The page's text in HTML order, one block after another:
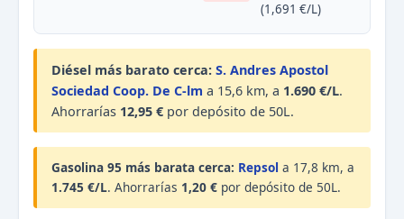
(1,691 €/L)
Diésel más barato cerca: S. Andres Apostol
Sociedad Coop. De C-lm a 15,6 km, a 1.690 €/L.
Ahorrarías 12,95 € por depósito de 50L.
Gasolina 95 más barata cerca: Repsol a 17,8 km, a
1.745 €/L. Ahorrarías 1,20 € por depósito de 50L.